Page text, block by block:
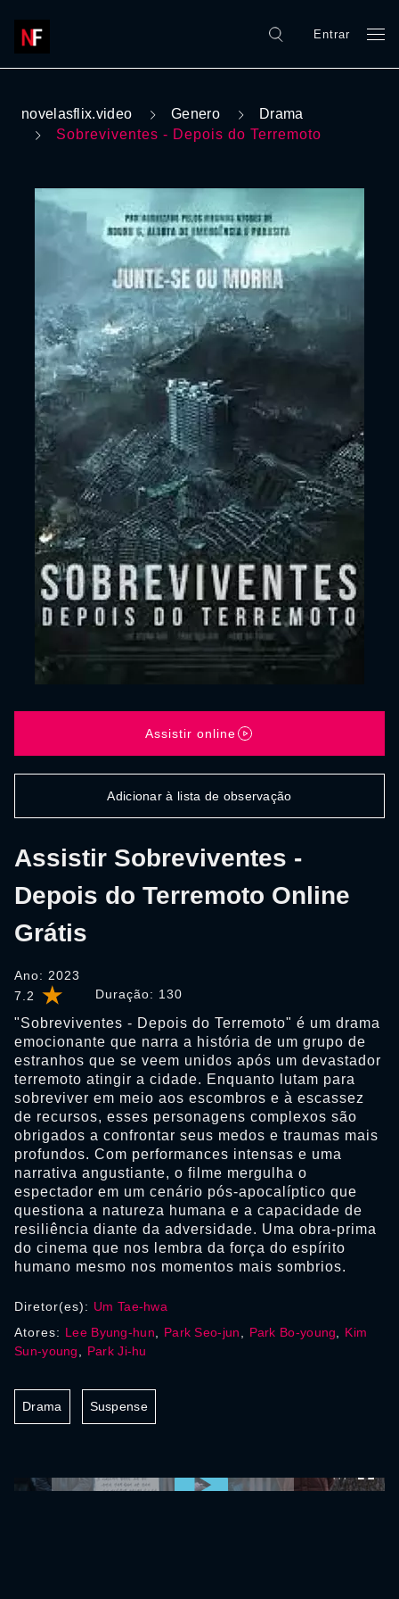
Entrar
novelasflix.video Genero
Drama
Sobreviventes - Depois do Terremoto
7.2 Duração: 130
Assistir Sobreviventes -
Depois do Terremoto Online
Grátis
Ano: 2023
"Sobreviventes - Depois do Terremoto" é um drama
emocionante que narra a história de um grupo de
estranhos que se veem unidos após um devastador
terremoto atingir a cidade. Enquanto lutam para
sobreviver em meio aos escombros e à escassez
de recursos, esses personagens complexos são
obrigados a confrontar seus medos e traumas mais
profundos. Com performances intensas e uma
narrativa angustiante, o filme mergulha o
espectador em um cenário pós-apocalíptico que
questiona a natureza humana e a capacidade de
resiliência diante da adversidade. Uma obra-prima
do cinema que nos lembra da força do espírito
humano mesmo nos momentos mais sombrios.
Assistir online
Adicionar à lista de observação
Diretor(es): Um Tae-hwa
Atores: Lee Byung-hun Park Seo-jun Park Bo-young
Kim
Sun-young
Park Ji-hu
Drama Suspense